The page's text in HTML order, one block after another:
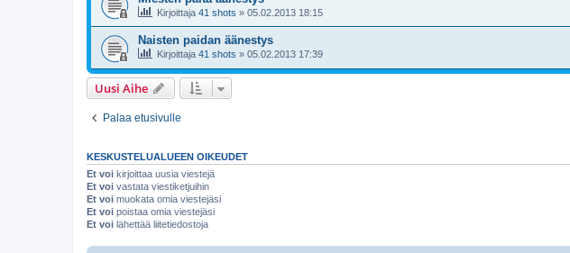
Kirjoittaja 41 shots » 05.02.2013 18:15
Naisten paidan äänestys
Kirjoittaja 41 shots » 05.02.2013 17:39
Uusi Aihe
Palaa etusivulle
KESKUSTELUALUEEN OIKEUDET
Et voi kirjoittaa uusia viestejä
Et voi vastata viestiketjuihin
Et voi muokata omia viestejäsi
Et voi poistaa omia viestejäsi
Et voi lähettää liitetiedostoja